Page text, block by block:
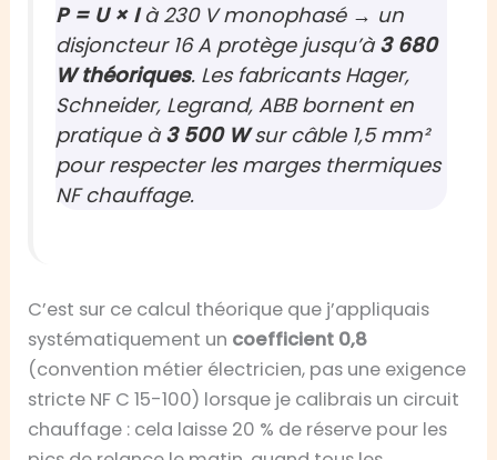
P = U × Ià 230 V monophasé → un
disjoncteur 16 A protège jusqu’à3 680
W théoriques. Les fabricants Hager,
Schneider, Legrand, ABB bornent en
pratique à3 500 Wsur câble 1,5 mm²
pour respecter les marges thermiques
NF chauffage.
C’est sur ce calcul théorique que j’appliquais
systématiquement un coefficient 0,8
(convention métier électricien, pas une exigence
stricte NF C 15-100) lorsque je calibrais un circuit
chauffage : cela laisse 20 % de réserve pour les